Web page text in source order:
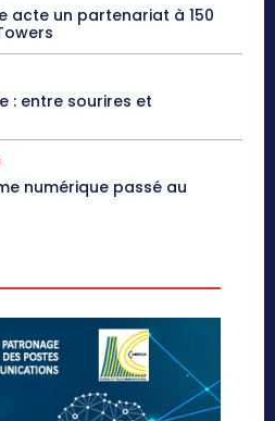
acte un partenariat à 150
: entre sourires et
numérique passé au